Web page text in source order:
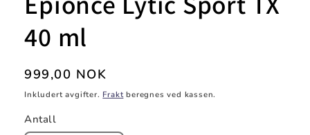
40 ml
Vanlig
pris
999,00 NOK
Inkludert avgifter. Fraktberegnes ved kassen.
Antall